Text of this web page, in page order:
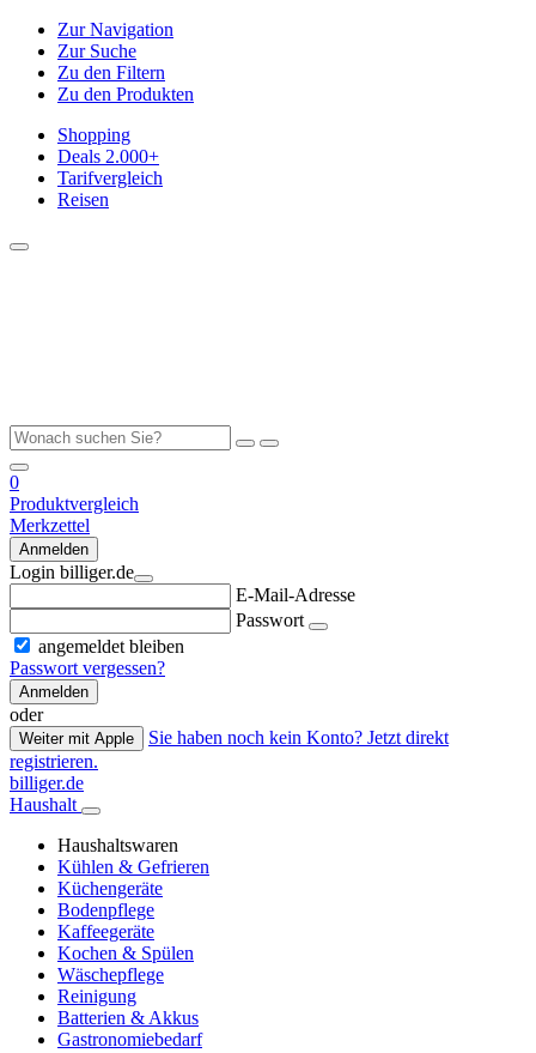
Zur Navigation
Zur Suche
Zu den Filtern
Zu den Produkten
Shopping
Deals 2.000+
Tarifvergleich
Reisen
0
Produktvergleich
Merkzettel
Anmelden
Login billiger.de
E-Mail-Adresse
Passwort
angemeldet bleiben
Passwort vergessen?
Anmelden
oder
Weiter mit Apple
Sie haben noch kein Konto? Jetzt direkt
registrieren.
billiger.de
Haushalt
Haushaltswaren
Kühlen & Gefrieren
Küchengeräte
Bodenpflege
Kaffeegeräte
Kochen & Spülen
Wäschepflege
Reinigung
Batterien & Akkus
Gastronomiebedarf